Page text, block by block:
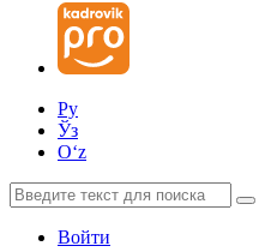
Ру
Ўз
Oʻz
Войти